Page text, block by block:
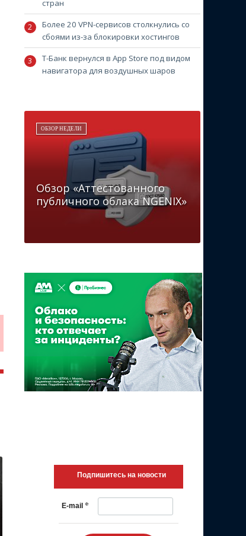
стран
Более 20 VPN-сервисов столкнулись со
сбоями из-за блокировки хостингов
Т-Банк вернулся в App Store под видом
навигатора для воздушных шаров
ОБЗОР НЕДЕЛИ
Обзор «Аттестованного
публичного облака NGENIX»
Подпишитесь на новости
E-mail *